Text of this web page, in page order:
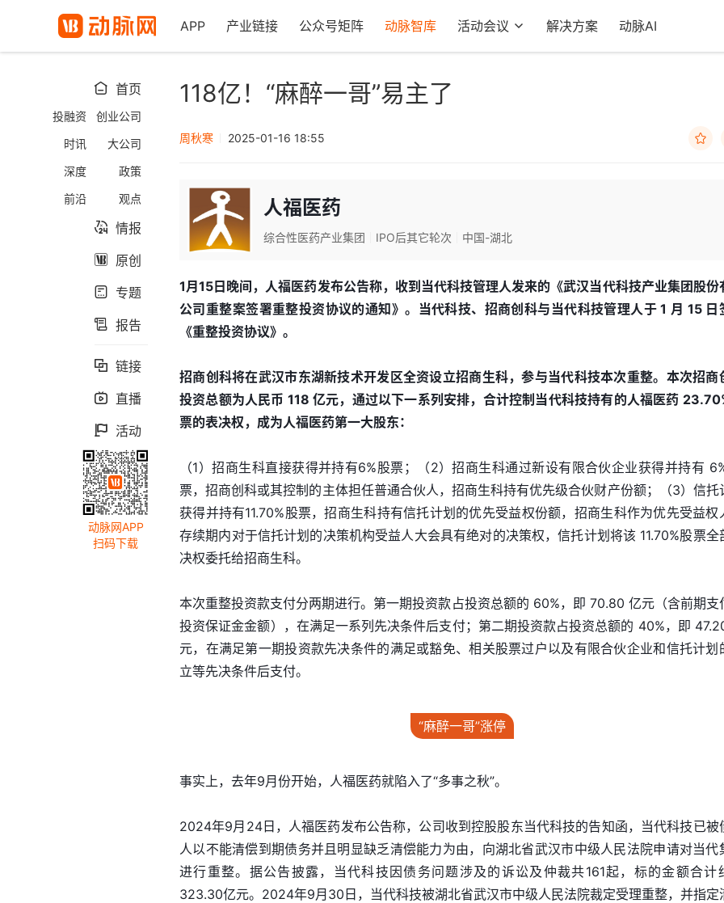
APP 产业链接 公众号矩阵 动脉智库 活动会议 解决方案 动脉AI
 首页
投融资
创业公司
时讯
大公司
深度
政策
前沿
观点
 情报
 原创
 专题
 报告
 链接
 直播
 活动
动脉网APP
扫码下载
118亿！“麻醉一哥”易主了
周秋寒 2025-01-16 18:55 
人福医药
综合性医药产业集团 IPO后其它轮次 中国-湖北
1月15日晚间，人福医药发布公告称，收到当代科技管理人发来的《武汉当代科技产业集团股份
公司重整案签署重整投资协议的通知》。当代科技、招商创科与当代科技管理人于 1 月 15 日
《重整投资协议》。
招商创科将在武汉市东湖新技术开发区全资设立招商生科，参与当代科技本次重整。本次招商
投资总额为人民币 118 亿元，通过以下一系列安排，合计控制当代科技持有的人福医药
票的表决权，成为人福医药第一大股东：
（1）招商生科直接获得并持有6%股票；（2）招商生科通过新设有限合伙企业获得并持有
票，招商创科或其控制的主体担任普通合伙人，招商生科持有优先级合伙财产份额；（3）信托
获得并持有11.70%股票，招商生科持有信托计划的优先受益权份额，招商生科作为优先受益权
存续期内对于信托计划的决策机构受益人大会具有绝对的决策权，信托计划将该 11.70%股票全
决权委托给招商生科。
本次重整投资款支付分两期进行。第一期投资款占投资总额的 60%，即 70.80 亿元（含前期支
投资保证金金额），在满足一系列先决条件后支付；第二期投资款占投资总额的 40%，即
元，在满足第一期投资款先决条件的满足或豁免、相关股票过户以及有限合伙企业和信托计划
立等先决条件后支付。
“麻醉一哥”涨停
事实上，去年9月份开始，人福医药就陷入了“多事之秋”。
2024年9月24日，人福医药发布公告称，公司收到控股股东当代科技的告知函，当代科技已被
人以不能清偿到期债务并且明显缺乏清偿能力为由，向湖北省武汉市中级人民法院申请对当代
进行重整。据公告披露，当代科技因债务问题涉及的诉讼及仲裁共161起，标的金额合计
323.30亿元。2024年9月30日，当代科技被湖北省武汉市中级人民法院裁定受理重整，并指定